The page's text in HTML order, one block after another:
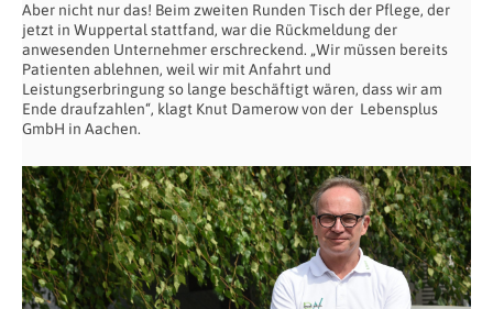
Aber nicht nur das! Beim zweiten Runden Tisch der Pflege, der
jetzt in Wuppertal stattfand, war die Rückmeldung der
anwesenden Unternehmer erschreckend. „Wir müssen bereits
Patienten ablehnen, weil wir mit Anfahrt und
Leistungserbringung so lange beschäftigt wären, dass wir am
Ende draufzahlen“, klagt Knut Damerow von der Lebensplus
GmbH in Aachen.